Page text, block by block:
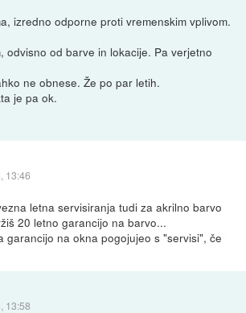
izredno odporne proti vremenskim vplivom.
odvisno od barve in lokacije. Pa verjetno
ne obnese. Že po par letih.
je pa ok.
13:46
letna servisiranja tudi za akrilno barvo
20 letno garancijo na barvo...
garancijo na okna pogojujeo s "servisi", če
13:58